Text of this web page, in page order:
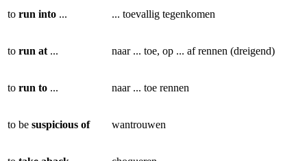
to run into ... ... toevallig tegenkomen
to run at ... naar ... toe, op ... af rennen (dreigend)
to run to ... naar ... toe rennen
to be suspicious of wantrouwen